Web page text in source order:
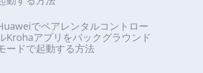
でペアレンタルコントロー
Krohaアプリをバックグラウンド
ードで起動する方法